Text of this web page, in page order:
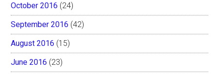
October 2016 (24)
September 2016 (42)
August 2016 (15)
June 2016 (23)